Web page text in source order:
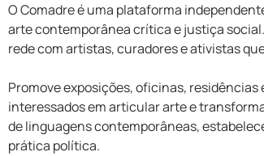
O Comadre é uma plataforma
arte contemporânea crítica e justiça
rede com artistas, curadores e ativistas
Promove exposições, oficinas,
interessados em articular arte e
de linguagens contemporâneas,
prática política.